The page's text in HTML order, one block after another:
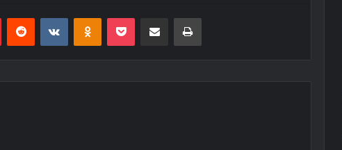
PinterestReddit VKontakteOdnoklassniki
Pocket E-Posta ile paylaş Yazdır